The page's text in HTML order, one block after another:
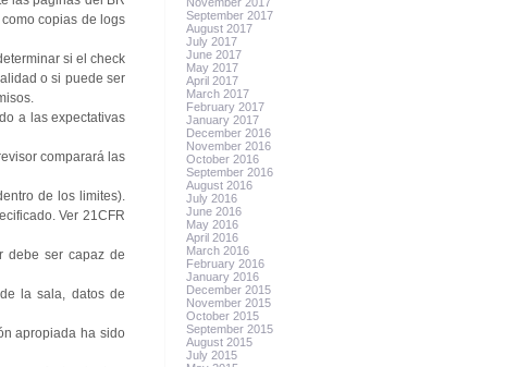
copias de logs
si el check
o si puede ser
a las expectativas
comparará las
de los limites).
Ver 21CFR
debe ser capaz de
la sala, datos de
apropiada ha sido
September 2017
August 2017
July 2017
June 2017
May 2017
April 2017
March 2017
February 2017
January 2017
December 2016
November 2016
October 2016
September 2016
August 2016
July 2016
June 2016
May 2016
April 2016
March 2016
February 2016
January 2016
December 2015
November 2015
October 2015
September 2015
August 2015
July 2015